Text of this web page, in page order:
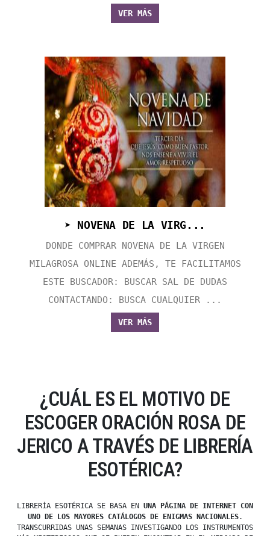
VER MÁS
➤ NOVENA DE LA VIRG...
DONDE COMPRAR NOVENA DE LA VIRGEN
MILAGROSA ONLINE ADEMÁS, TE FACILITAMOS
ESTE BUSCADOR: BUSCAR SAL DE DUDAS
CONTACTANDO: BUSCA CUALQUIER ...
VER MÁS
¿CUÁL ES EL MOTIVO DE
ESCOGER ORACIÓN ROSA DE
JERICO A TRAVÉS DE LIBRERÍA
ESOTÉRICA?
LIBRERÍA ESOTÉRICA SE BASA EN UNA PÁGINA DE INTERNET CON
UNO DE LOS MAYORES CATÁLOGOS DE ENIGMAS NACIONALES.
TRANSCURRIDAS UNAS SEMANAS INVESTIGANDO LOS INSTRUMENTOS